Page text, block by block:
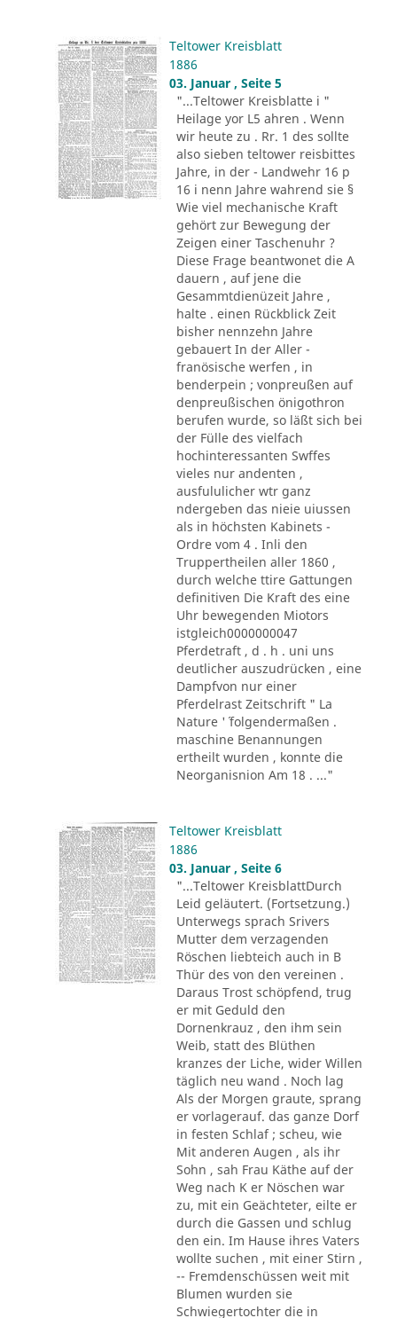
Teltower Kreisblatt
1886
03. Januar , Seite 5
"...Teltower Kreisblatte i "
Heilage yor L5 ahren . Wenn
wir heute zu . Rr. 1 des sollte
also sieben teltower reisbittes
Jahre, in der - Landwehr 16 p
16 i nenn Jahre wahrend sie §
Wie viel mechanische Kraft
gehört zur Bewegung der
Zeigen einer Taschenuhr ?
Diese Frage beantwonet die A
dauern , auf jene die
Gesammtdienüzeit Jahre ,
halte . einen Rückblick Zeit
bisher nennzehn Jahre
gebauert In der Aller -
franösische werfen , in
benderpein ; vonpreußen auf
denpreußischen önigothron
berufen wurde, so läßt sich bei
der Fülle des vielfach
hochinteressanten Swffes
vieles nur andenten ,
ausfululicher wtr ganz
ndergeben das nieie uiussen
als in höchsten Kabinets -
Ordre vom 4 . Inli den
Truppertheilen aller 1860 ,
durch welche ttire Gattungen
definitiven Die Kraft des eine
Uhr bewegenden Miotors
istgleich0000000047
Pferdetraft , d . h . uni uns
deutlicher auszudrücken , eine
Dampfvon nur einer
Pferdelrast Zeitschrift " La
Nature '´ folgendermaßen .
maschine Benannungen
ertheilt wurden , konnte die
Neorganisnion Am 18 . ..."
Teltower Kreisblatt
1886
03. Januar , Seite 6
"...Teltower KreisblattDurch
Leid geläutert. (Fortsetzung.)
Unterwegs sprach Srivers
Mutter dem verzagenden
Röschen liebteich auch in B
Thür des von den vereinen .
Daraus Trost schöpfend, trug
er mit Geduld den
Dornenkrauz , den ihm sein
Weib, statt des Blüthen
kranzes der Liche, wider Willen
täglich neu wand . Noch lag
Als der Morgen graute, sprang
er vorlagerauf. das ganze Dorf
in festen Schlaf ; scheu, wie
Mit anderen Augen , als ihr
Sohn , sah Frau Käthe auf der
Weg nach K er Nöschen war
zu, mit ein Geächteter, eilte er
durch die Gassen und schlug
den ein. Im Hause ihres Vaters
wollte suchen , mit einer Stirn ,
-- Fremdenschüssen weit mit
Blumen wurden sie
Schwiegertochter die in